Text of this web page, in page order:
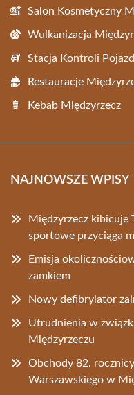
Salon Kosmetyczny
Wulkanizacja
Stacja Kontroli
Restauracje
Kebab Międzyrzecz
NAJNOWSZE WPISY
Międzyrzecz kibicuje
sportowe przyciąga
Emisja
zamkiem
Nowy defibrylator
Utrudnienia w
Międzyrzeczu
Obchody 82.
Warszawskiego w